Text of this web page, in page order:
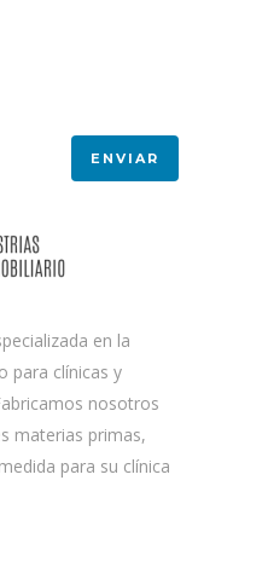
en la
para clínicas y
nosotros
materias primas,
para su clínica